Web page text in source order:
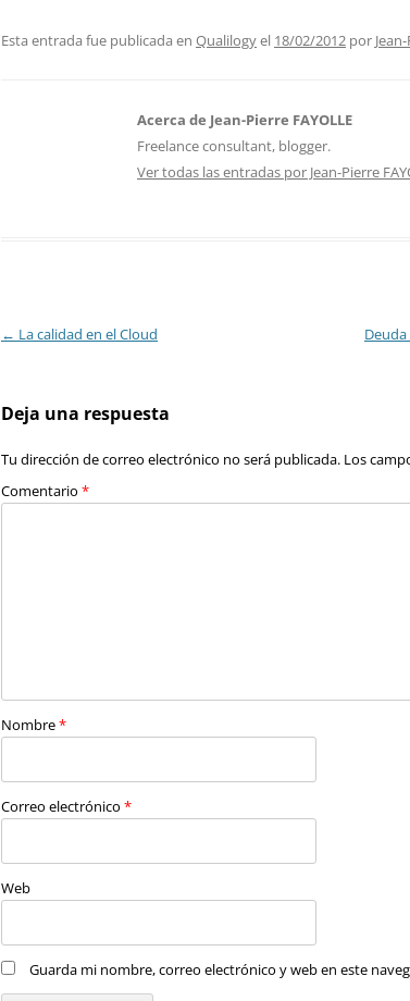
Esta entrada fue publicada en Qualilogyel 18/02/2012 por
Acerca de Jean-Pierre FAYOLLE
Freelance consultant, blogger.
Ver todas las entradas por Jean-Pierre
Navegación
← La calidad en el Cloud
Deja una respuesta
Tu dirección de correo electrónico no será publicada. Los
Comentario *
Nombre*
Correo electrónico *
Web
Guarda mi nombre, correo electrónico y web en este